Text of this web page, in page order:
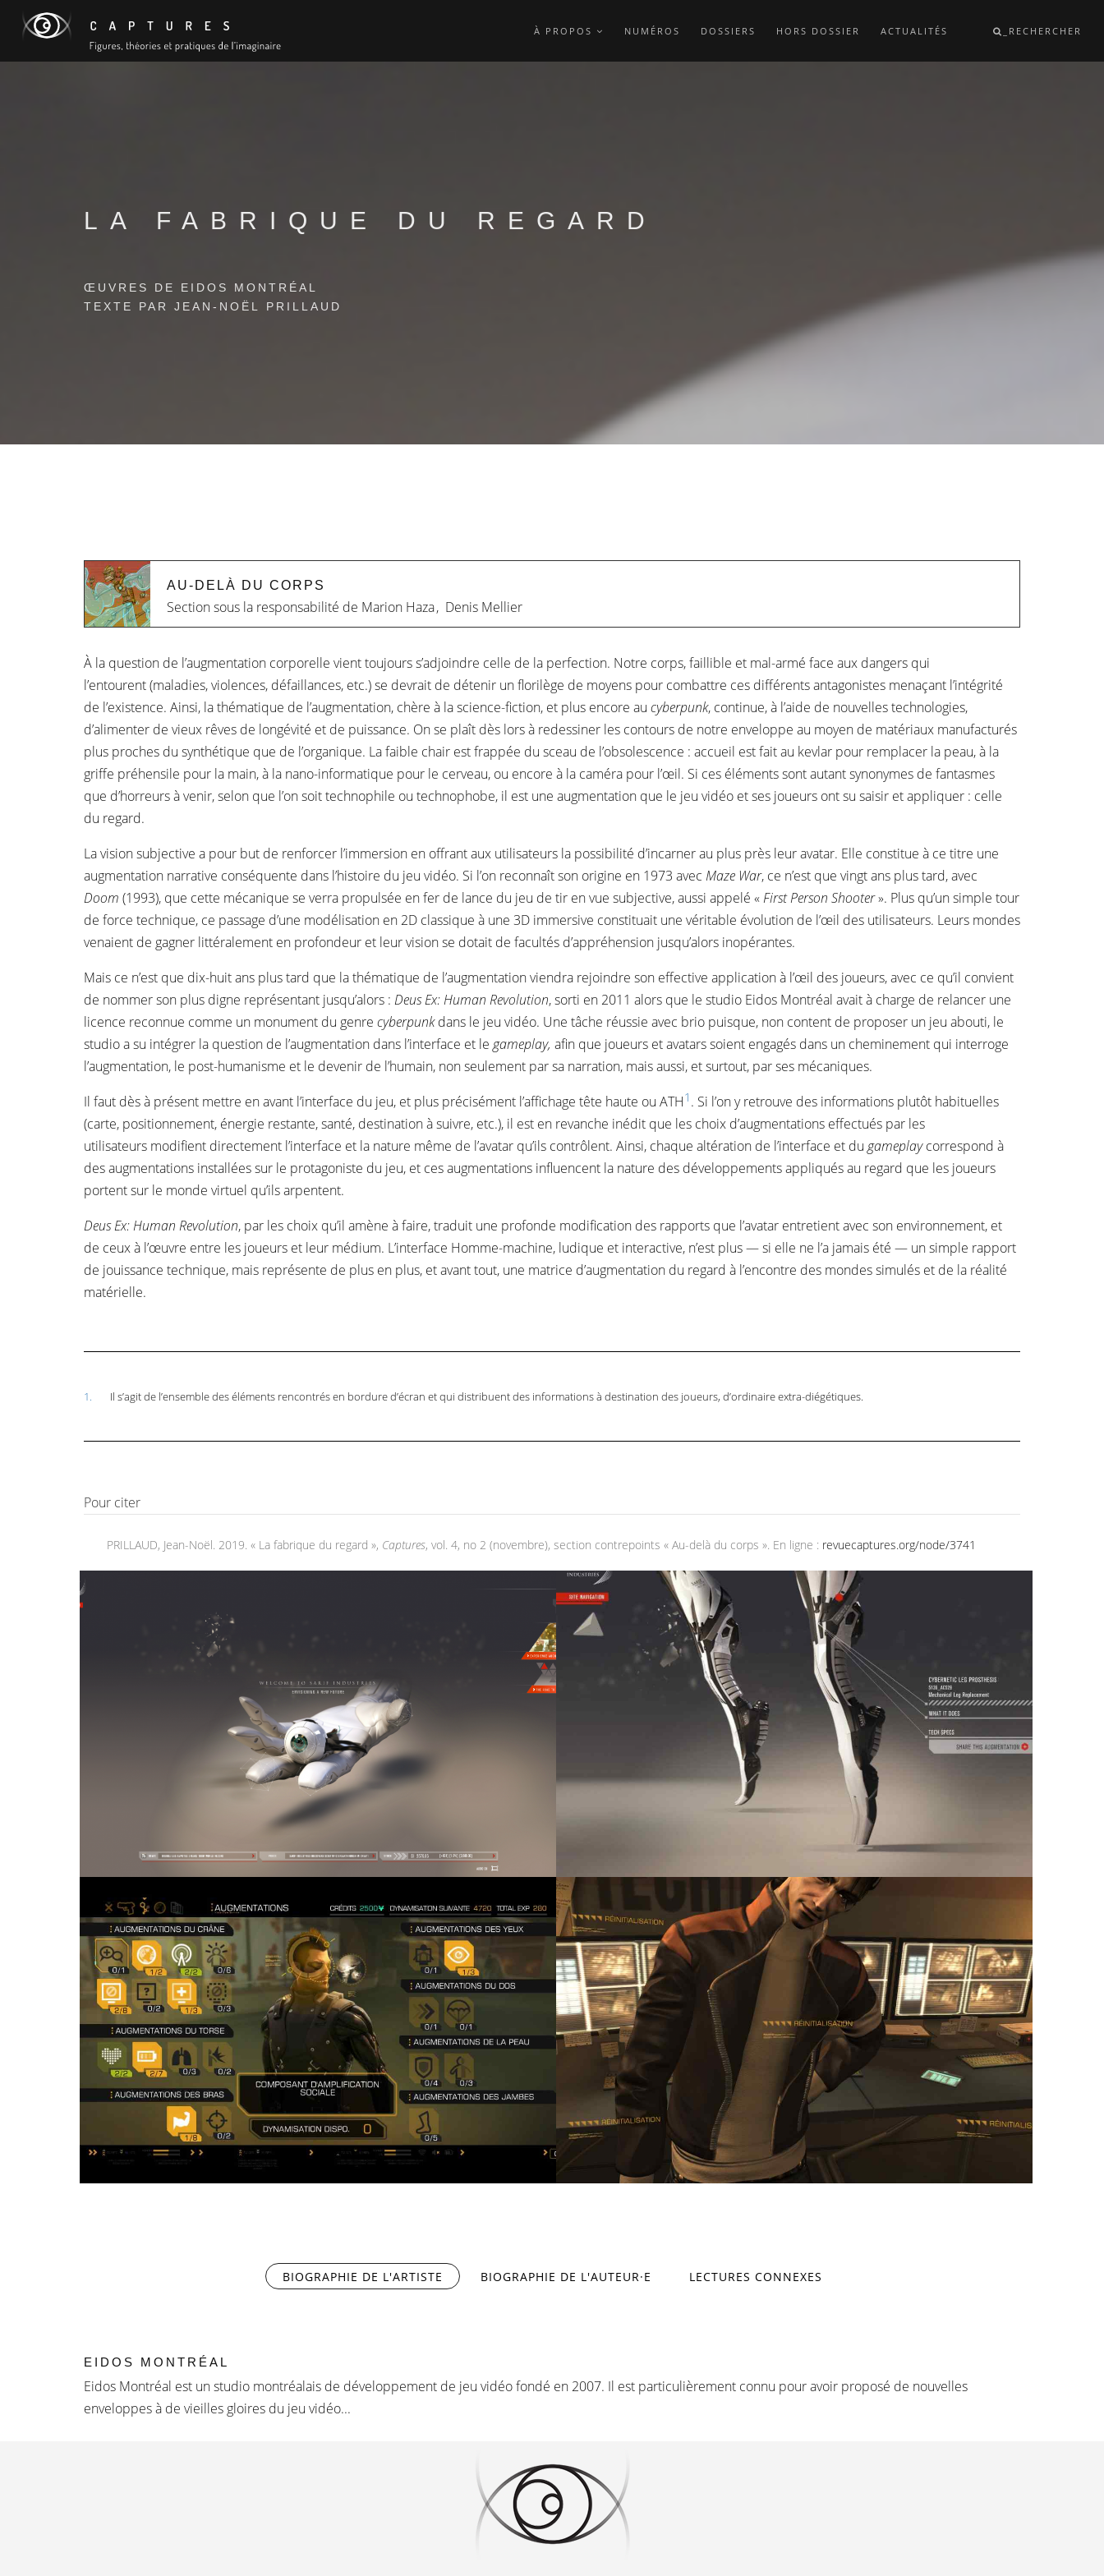
À PROPOS NUMÉROS DOSSIERS HORS DOSSIER ACTUALITÉS _RECHERCHER
LA FABRIQUE DU REGARD
ŒUVRES DE EIDOS MONTRÉAL
TEXTE PAR JEAN-NOËL PRILLAUD
AU-DELÀ DU CORPS
Section sous la responsabilité de Marion Haza, Denis Mellier
À la question de l’augmentation corporelle vient toujours s’adjoindre celle de la perfection. Notre corps, faillible et mal-armé face aux dangers qui
l’entourent (maladies, violences, défaillances, etc.) se devrait de détenir un florilège de moyens pour combattre ces différents antagonistes menaçant l’intégrité
de l’existence. Ainsi, la thématique de l’augmentation, chère à la science-fiction, et plus encore au cyberpunk, continue, à l’aide de nouvelles technologies,
d’alimenter de vieux rêves de longévité et de puissance. On se plaît dès lors à redessiner les contours de notre enveloppe au moyen de matériaux manufacturés
plus proches du synthétique que de l’organique. La faible chair est frappée du sceau de l’obsolescence : accueil est fait au kevlar pour remplacer la peau, à la
griffe préhensile pour la main, à la nano-informatique pour le cerveau, ou encore à la caméra pour l’œil. Si ces éléments sont autant synonymes de fantasmes
que d’horreurs à venir, selon que l’on soit technophile ou technophobe, il est une augmentation que le jeu vidéo et ses joueurs ont su saisir et appliquer : celle
du regard.
La vision subjective a pour but de renforcer l’immersion en offrant aux utilisateurs la possibilité d’incarner au plus près leur avatar. Elle constitue à ce titre une
augmentation narrative conséquente dans l’histoire du jeu vidéo. Si l’on reconnaît son origine en 1973 avec Maze War, ce n’est que vingt ans plus tard, avec
Doom (1993), que cette mécanique se verra propulsée en fer de lance du jeu de tir en vue subjective, aussi appelé «First Person Shooter». Plus qu’un simple tour
de force technique, ce passage d’une modélisation en 2D classique à une 3D immersive constituait une véritable évolution de l’œil des utilisateurs. Leurs mondes
venaient de gagner littéralement en profondeur et leur vision se dotait de facultés d’appréhension jusqu’alors inopérantes.
Mais ce n’est que dix-huit ans plus tard que la thématique de l’augmentation viendra rejoindre son effective application à l’œil des joueurs, avec ce qu’il convient
de nommer son plus digne représentant jusqu’alors : Deus Ex: Human Revolution, sorti en 2011 alors que le studio Eidos Montréal avait à charge de relancer une
licence reconnue comme un monument du genre cyberpunkdans le jeu vidéo. Une tâche réussie avec brio puisque, non content de proposer un jeu abouti, le
studio a su intégrer la question de l’augmentation dans l’interface et le gameplay, afin que joueurs et avatars soient engagés dans un cheminement qui interroge
l’augmentation, le post-humanisme et le devenir de l’humain, non seulement par sa narration, mais aussi, et surtout, par ses mécaniques.
Il faut dès à présent mettre en avant l’interface du jeu, et plus précisément l’affichage tête haute ou ATH1 . Si l’on y retrouve des informations plutôt habituelles
(carte, positionnement, énergie restante, santé, destination à suivre, etc.), il est en revanche inédit que les choix d’augmentations effectués par les
utilisateurs modifient directement l’interface et la nature même de l’avatar qu’ils contrôlent. Ainsi, chaque altération de l’interface et du gameplaycorrespond à
des augmentations installées sur le protagoniste du jeu, et ces augmentations influencent la nature des développements appliqués au regard que les joueurs
portent sur le monde virtuel qu’ils arpentent.
Deus Ex: Human Revolution, par les choix qu’il amène à faire, traduit une profonde modification des rapports que l’avatar entretient avec son environnement, et
de ceux à l’œuvre entre les joueurs et leur médium. L’interface Homme-machine, ludique et interactive, n’est plus — si elle ne l’a jamais été — un simple rapport
de jouissance technique, mais représente de plus en plus, et avant tout, une matrice d’augmentation du regard à l’encontre des mondes simulés et de la réalité
matérielle.
1. Il s’agit de l’ensemble des éléments rencontrés en bordure d’écran et qui distribuent des informations à destination des joueurs, d’ordinaire extra-diégétiques.
Pour citer
PRILLAUD, Jean-Noël. 2019. « La fabrique du regard », Captures, vol. 4, no 2 (novembre), section contrepoints « Au-delà du corps ». En ligne : revuecaptures.org/node/3741
SARIF INDUSTRIES SARIF INDUSTRIES
DEUS EX:
HUMAN REVOLUTION
DEUS EX:
HUMAN REVOLUTION
BIOGRAPHIE DE L'ARTISTE (ONGLET ACTIF)
BIOGRAPHIE DE L'AUTEUR·E LECTURES CONNEXES
EIDOS MONTRÉAL
Eidos Montréal est un studio montréalais de développement de jeu vidéo fondé en 2007. Il est particulièrement connu pour avoir proposé de nouvelles
enveloppes à de vieilles gloires du jeu vidéo...